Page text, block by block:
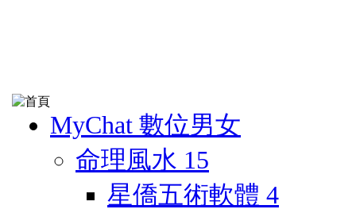
MyChat 數位男女
命理風水 15
星僑五術軟體 4